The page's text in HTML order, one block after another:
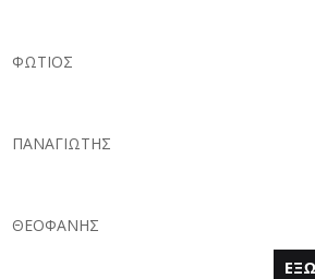
ΦΩΤΙΟΣ
ΠΑΝΑΓΙΩΤΗΣ
ΘΕΟΦΑΝΗΣ